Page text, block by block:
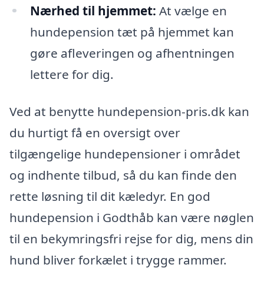
Nærhed til hjemmet: At vælge en
hundepension tæt på hjemmet kan
gøre afleveringen og afhentningen
lettere for dig.
Ved at benytte hundepension-pris.dk kan
du hurtigt få en oversigt over
tilgængelige hundepensioner i området
og indhente tilbud, så du kan finde den
rette løsning til dit kæledyr. En god
hundepension i Godthåb kan være nøglen
til en bekymringsfri rejse for dig, mens din
hund bliver forkælet i trygge rammer.